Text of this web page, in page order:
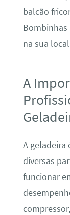
balcão
Bombinhas
na sua
A
A geladeira
diversas
funcionar